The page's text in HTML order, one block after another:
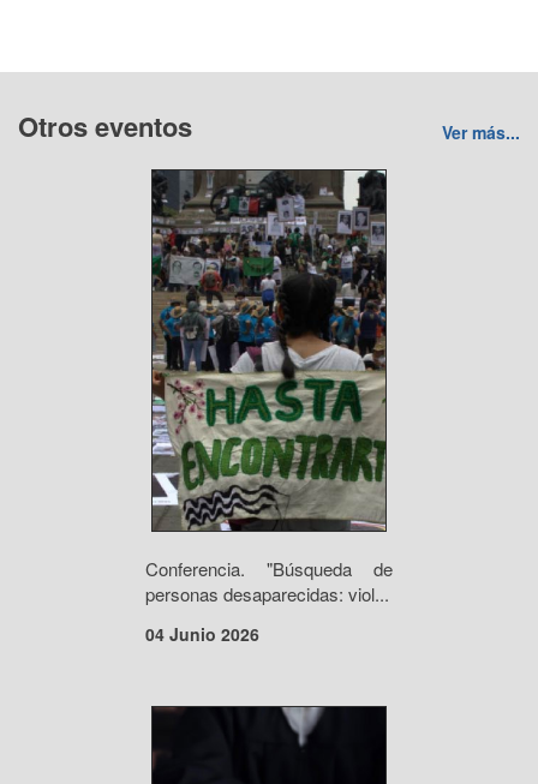
Otros eventos Ver más...
Conferencia. "Búsqueda de
personas desaparecidas: viol...
04 Junio 2026